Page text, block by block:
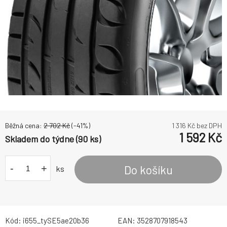
Běžná cena: 2 702Kč(-41%) 1 316 Kč bez DPH
Skladem do týdne (90 ks) 1 592 Kč
- + ks Do košíku
Kód: i655_tySE5ae20b36 EAN: 3528707918543